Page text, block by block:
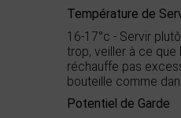
Température de
16-17°c - Servir
trop, veiller à ce que
réchauffe pas
bouteille comme
Potentiel de Garde